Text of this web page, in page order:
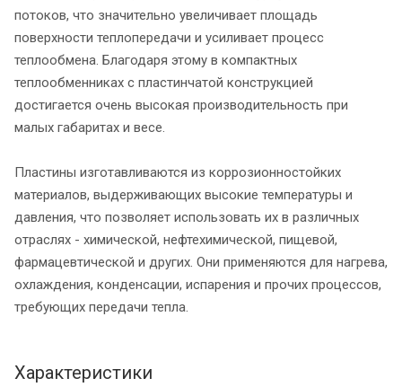
потоков, что значительно увеличивает площадь
поверхности теплопередачи и усиливает процесс
теплообмена. Благодаря этому в компактных
теплообменниках с пластинчатой конструкцией
достигается очень высокая производительность при
малых габаритах и весе.
Пластины изготавливаются из коррозионностойких
материалов, выдерживающих высокие температуры и
давления, что позволяет использовать их в различных
отраслях - химической, нефтехимической, пищевой,
фармацевтической и других. Они применяются для нагрева,
охлаждения, конденсации, испарения и прочих процессов,
требующих передачи тепла.
Характеристики